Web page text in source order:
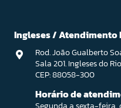
Ingleses / Atendimento
Rod. João Gualberto
Sala 201. Ingleses do
CEP: 88058-300
Horário de